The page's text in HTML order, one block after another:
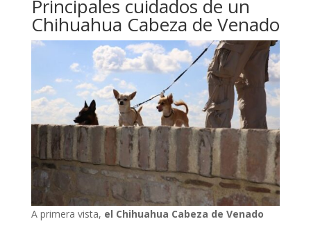
Principales cuidados de un
Chihuahua Cabeza de Venado
A primera vista, el Chihuahua Cabeza de Venado